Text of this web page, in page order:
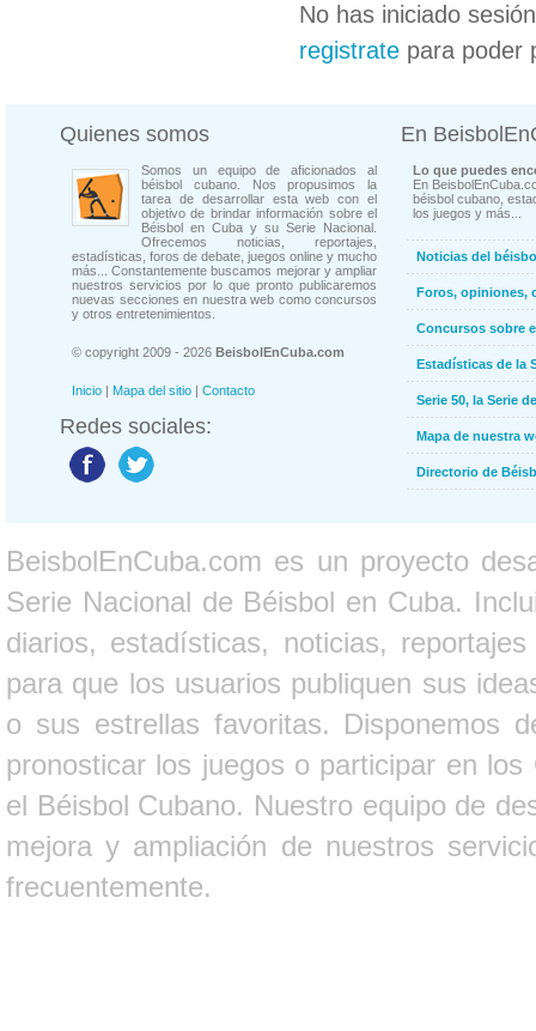
No has iniciado
registrate para poder
Quienes somos
Somos un equipo de aficionados al
béisbol cubano. Nos propusimos la
tarea de desarrollar esta web con el
objetivo de brindar información sobre el
Béisbol en Cuba y su Serie Nacional.
Ofrecemos noticias, reportajes,
estadísticas, foros de debate, juegos online y mucho
más... Constantemente buscamos mejorar y ampliar
nuestros servicios por lo que pronto publicaremos
nuevas secciones en nuestra web como concursos
y otros entretenimientos.
© copyright 2009 - 2026 BeisbolEnCuba.com
Inicio | Mapa del sitio | Contacto
Redes sociales:
En
Lo que puedes
En
béisbol cubano,
los juegos y más...
Noticias del
Foros, opiniones,
Concursos sobre
Estadísticas de la
Serie 50, la Serie
Mapa de nuestra
Directorio de
BeisbolEnCuba.com es un proyecto
Serie Nacional de Béisbol en Cuba.
diarios, estadísticas, noticias,
para que los usuarios publiquen sus
o sus estrellas favoritas. Disponemos
pronosticar los juegos o participar en
el Béisbol Cubano. Nuestro equipo de
mejora y ampliación de nuestros
frecuentemente.